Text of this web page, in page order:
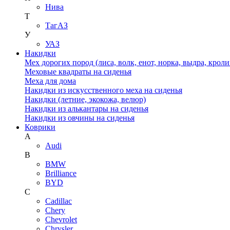
Нива
Т
ТагАЗ
У
УАЗ
Накидки
Мех дорогих пород (лиса, волк, енот, норка, выдра,
Меховые квадраты на сиденья
Меха для дома
Накидки из искусственного меха на сиденья
Накидки (летние, экокожа, велюр)
Накидки из алькантары на сиденья
Накидки из овчины на сиденья
Коврики
A
Audi
B
BMW
Brilliance
BYD
C
Cadillac
Chery
Chevrolet